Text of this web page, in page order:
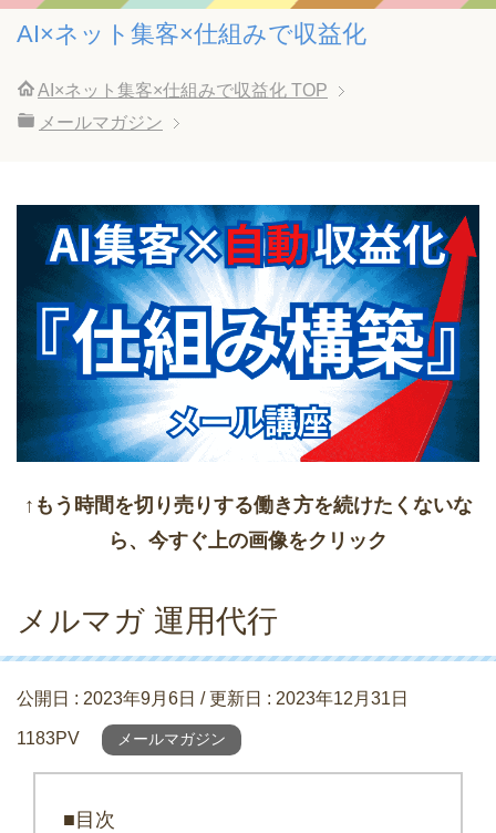
AI×ネット集客×仕組みで収益化
AI×ネット集客×仕組みで収益化 TOP
メールマガジン
↑もう時間を切り売りする働き方を続けたくないな
ら、今すぐ上の画像をクリック
メルマガ 運用代行
公開日 : 2023年9月6日 / 更新日 : 2023年12月31日
1183PV メールマガジン
■目次